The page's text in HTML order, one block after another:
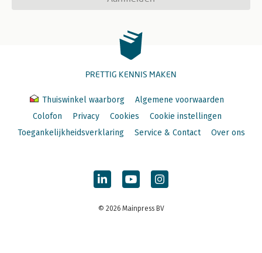
PRETTIG KENNIS MAKEN
Thuiswinkel waarborg
Algemene voorwaarden
Colofon
Privacy Cookies
Cookie instellingen
Toegankelijkheidsverklaring
Service & Contact Over ons
© 2026 Mainpress BV